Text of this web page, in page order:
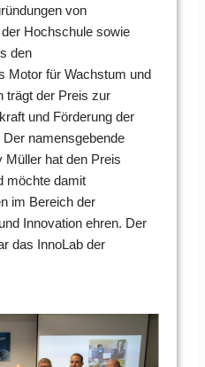
von
Hochschule sowie
den
Motor für Wachstum und
trägt der Preis zur
und Förderung der
namensgebende
Müller hat den Preis
möchte damit
im Bereich der
Innovation ehren. Der
das InnoLab der